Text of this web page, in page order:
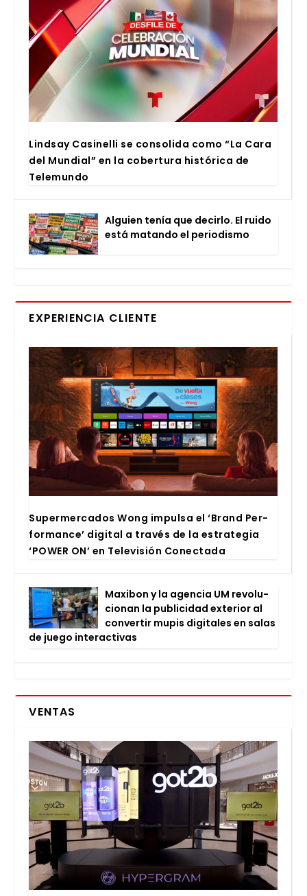
Lind­say Casi­ne­lli se con­so­li­da como “La Cara
del Mun­dial” en la cober­tu­ra his­tó­ri­ca de
Tele­mun­do
Alguien tenía que decir­lo. El rui­do
está matan­do el perio­dis­mo
EXPERIENCIA CLIENTE
Super­mer­ca­dos Wong impul­sa el ‘Brand Per­
for­man­ce’ digi­tal a tra­vés de la estra­te­gia
‘POWER ON’ en Tele­vi­sión Conec­ta­da
Maxi­bon y la agen­cia UM revo­lu­
cio­nan la publi­ci­dad exte­rior al
con­ver­tir mupis digi­ta­les en salas
de jue­go inter­ac­ti­vas
VENTAS